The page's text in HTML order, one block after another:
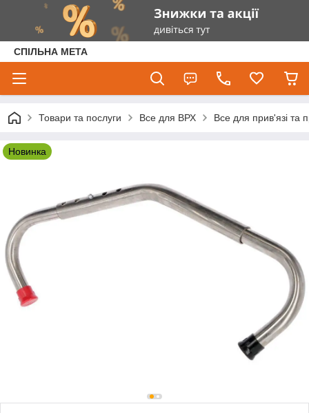
СПІЛЬНА МЕТА
Товари та послуги Все для ВРХ Все для прив'язі та
Новинка